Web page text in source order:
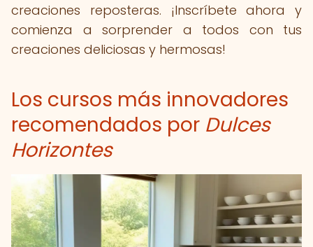
creaciones reposteras. ¡Inscríbete ahora y
comienza a sorprender a todos con tus
creaciones deliciosas y hermosas!
Los cursos más innovadores
recomendados por Dulces
Horizontes